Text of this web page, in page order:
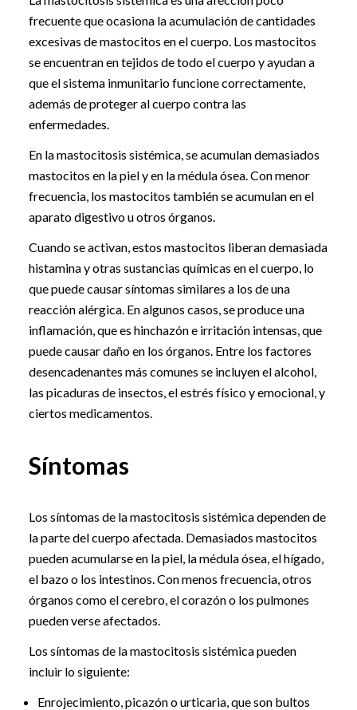
frecuente que ocasiona la acumulación de cantidades
excesivas de mastocitos en el cuerpo. Los mastocitos
se encuentran en tejidos de todo el cuerpo y ayudan a
que el sistema inmunitario funcione correctamente,
además de proteger al cuerpo contra las
enfermedades.
En la mastocitosis sistémica, se acumulan demasiados
mastocitos en la piel y en la médula ósea. Con menor
frecuencia, los mastocitos también se acumulan en el
aparato digestivo u otros órganos.
Cuando se activan, estos mastocitos liberan demasiada
histamina y otras sustancias químicas en el cuerpo, lo
que puede causar síntomas similares a los de una
reacción alérgica. En algunos casos, se produce una
inflamación, que es hinchazón e irritación intensas, que
puede causar daño en los órganos. Entre los factores
desencadenantes más comunes se incluyen el alcohol,
las picaduras de insectos, el estrés físico y emocional, y
ciertos medicamentos.
Síntomas
Los síntomas de la mastocitosis sistémica dependen de
la parte del cuerpo afectada. Demasiados mastocitos
pueden acumularse en la piel, la médula ósea, el hígado,
el bazo o los intestinos. Con menos frecuencia, otros
órganos como el cerebro, el corazón o los pulmones
pueden verse afectados.
Los síntomas de la mastocitosis sistémica pueden
incluir lo siguiente:
Enrojecimiento, picazón o urticaria, que son bultos